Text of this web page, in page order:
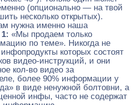
(опционально — на твой
несколько открытых).
нужна именно наша
«Мы продаем только
по теме». Никогда не
которых состоят
видео-инструкций, и они
кол-во видео за
более 90% информации у
в виде ненужной болтовни, а
инфы, часто не содержат